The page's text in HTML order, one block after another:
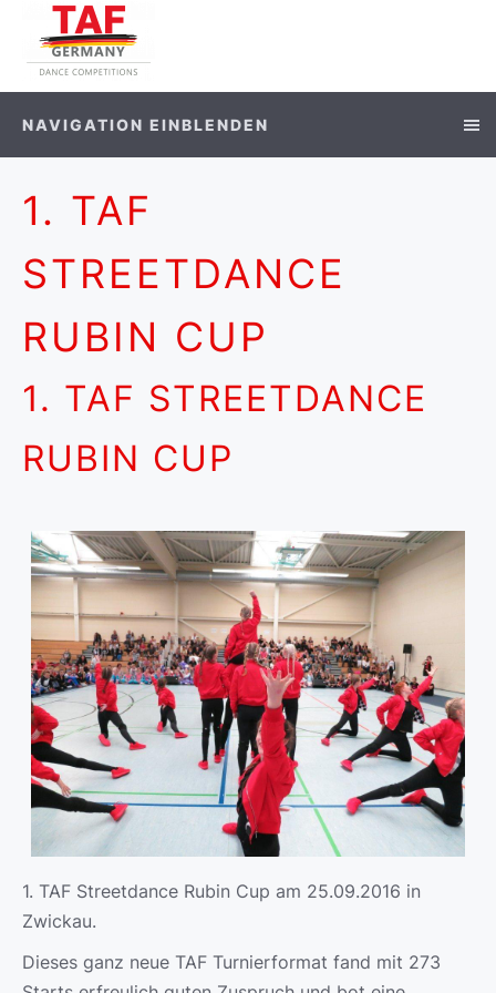
NAVIGATION EINBLENDEN
1. TAF
STREETDANCE
RUBIN CUP
1. TAF STREETDANCE
RUBIN CUP
1. TAF Streetdance Rubin Cup am 25.09.2016 in
Zwickau.
Dieses ganz neue TAF Turnierformat fand mit 273